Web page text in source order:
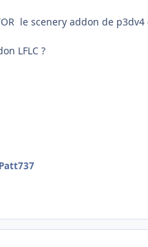
le scenery addon de
LFLC ?